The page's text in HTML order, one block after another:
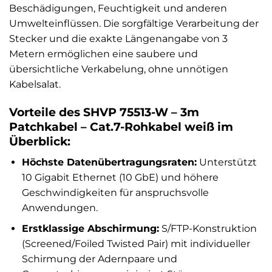
Beschädigungen, Feuchtigkeit und anderen
Umwelteinflüssen. Die sorgfältige Verarbeitung der
Stecker und die exakte Längenangabe von 3
Metern ermöglichen eine saubere und
übersichtliche Verkabelung, ohne unnötigen
Kabelsalat.
Vorteile des SHVP 75513-W – 3m
Patchkabel – Cat.7-Rohkabel weiß im
Überblick:
Höchste Datenübertragungsraten:Unterstützt
10 Gigabit Ethernet (10 GbE) und höhere
Geschwindigkeiten für anspruchsvolle
Anwendungen.
Erstklassige Abschirmung:S/FTP-Konstruktion
(Screened/Foiled Twisted Pair) mit individueller
Schirmung der Adernpaare und